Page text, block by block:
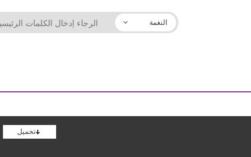
النغمة
تحميل